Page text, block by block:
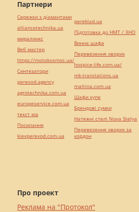
Про проект
Реклама на "Протокол"
Партнери
Сережки з діамантами
alliancetechnika.ua
миралинкс
Веб мастер
https://motokosmos.ua/
Синтезатори
perevod.agency
agrotechnika.com.ua
europeservice.com.ua
текст юа
Посилання
kievperevod.com.ua
pereklad.ua
Підготовка до НМТ / ЗНО
Винна шафа
Перевезення хворих
hospice-life.com.ua/
mk-translations.ua
maltina.com.ua
Шафи купе
Брендові сумки
Натяжні стелі Nova Stelya
Перевезення хворих за
кордон